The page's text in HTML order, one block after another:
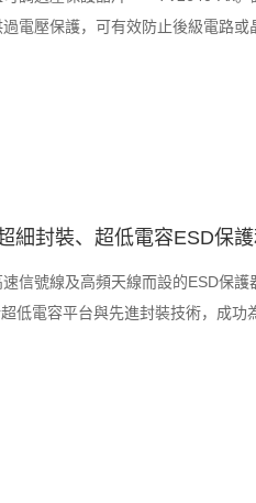
電壓保護，可有效防止後級電路或
細封裝、超低電容ESD保
速信號線及高頻天線而設的ESD保
低電容平台與先進封裝技術，成功